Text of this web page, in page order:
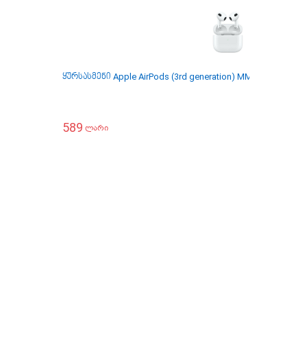
ყურსასმენი Apple AirPods (3rd generation) MME73RU/A
589 ლარი